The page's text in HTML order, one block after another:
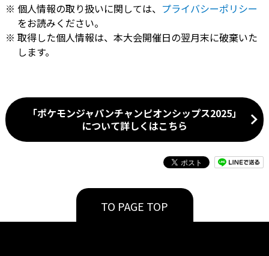
個人情報の取り扱いに関しては、 プライバシーポリシー
をお読みください。
取得した個人情報は、本大会開催日の翌月末に破棄いた
します。
「ポケモンジャパンチャンピオンシップス2025」
について詳しくはこちら
TO PAGE TOP